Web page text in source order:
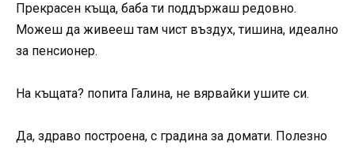
Прекрасен къща, баба ти поддържаш редовно.
Можеш да живееш там чист въздух, тишина, идеално
за пенсионер.
На къщата? попита Галина, не вярвайки ушите си.
Да, здраво построена, с градина за домати. Полезно